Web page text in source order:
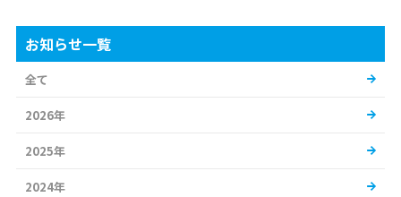
お知らせ一覧
全て
2026年
2025年
2024年